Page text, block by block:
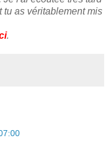
tu as véritablement mis
.